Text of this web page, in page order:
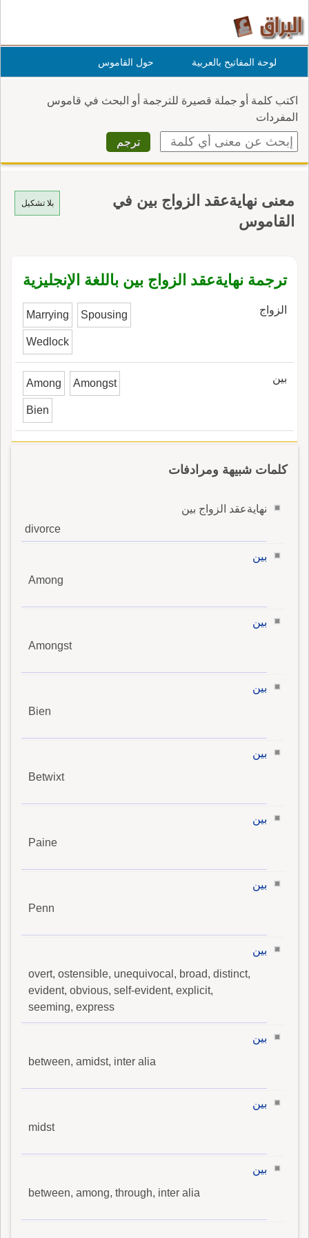
لوحة المفاتيح بالعربية حول القاموس
اكتب كلمة أو جملة قصيرة للترجمة أو البحث في قاموس
المفردات
بلا تشكيل
معنى نهايةعقد الزواج بين في
القاموس
ترجمة نهايةعقد الزواج بين باللغة الإنجليزية
الزواج Marrying Spousing
Wedlock
بين Among Amongst
Bien
كلمات شبيهة ومرادفات
نهايةعقد الزواج بين
divorce
بين
Among
بين
Amongst
بين
Bien
بين
Betwixt
بين
Paine
بين
Penn
بين
overt, ostensible, unequivocal, broad, distinct,
evident, obvious, self-evident, explicit,
seeming, express
بين
between, amidst, inter alia
بين
midst
بين
between, among, through, inter alia